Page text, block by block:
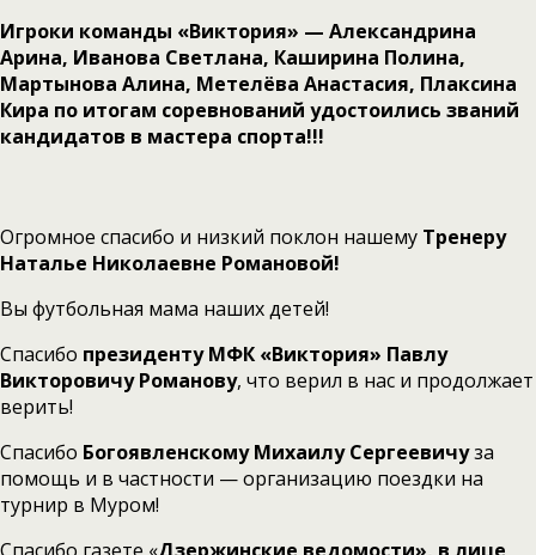
Игроки команды «Виктория» — Александрина
Арина, Иванова Светлана, Каширина Полина,
Мартынова Алина, Метелёва Анастасия, Плаксина
Кира по итогам соревнований удостоились званий
кандидатов в мастера спорта!!!
Огромное спасибо и низкий поклон нашему Тренеру
Наталье Николаевне Романовой!
Вы футбольная мама наших детей!
Спасибо президенту МФК «Виктория» Павлу
Викторовичу Романову, что верил в нас и продолжает
верить!
Спасибо Богоявленскому Михаилу Сергеевичуза
помощь и в частности — организацию поездки на
турнир в Муром!
Спасибо газете «Дзержинские ведомости», в лице